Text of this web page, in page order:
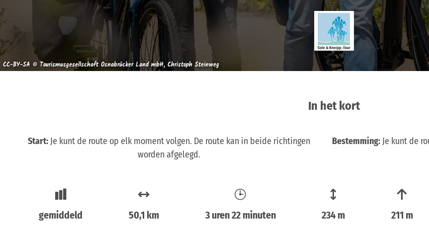
CC-BY-SA © Tourismusgesellschaft Osnabrücker Land mbH, Christoph Steinweg
In het kort
Start: Je kunt de route op elk moment volgen. De route kan in beide richtingen
worden afgelegd.
Bestemming: Je kunt de
gemiddeld 50,1 km 3 uren 22 minuten 234 m 211 m